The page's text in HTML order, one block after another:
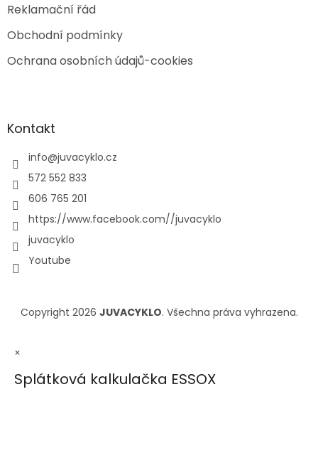
Reklamační řád
Obchodní podmínky
Ochrana osobních údajů-cookies
Kontakt
info@juvacyklo.cz
572 552 833
606 765 201
https://www.facebook.com//juvacyklo
juvacyklo
Youtube
Copyright 2026 JUVACYKLO. Všechna práva vyhrazena.
×
Splátková kalkulačka ESSOX